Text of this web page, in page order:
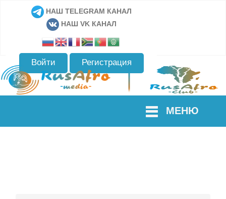
НАШ TELEGRAM КАНАЛ
НАШ VK КАНАЛ
Войти Регистрация
МЕНЮ